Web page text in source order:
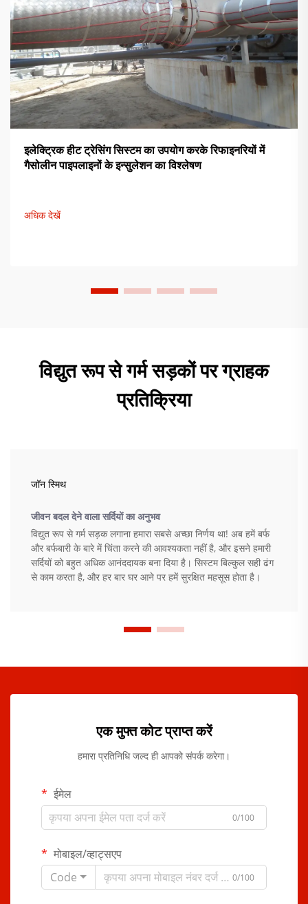
इलेक्ट्रिक हीट ट्रेसिंग सिस्टम का उपयोग करके रिफाइनरियों में
गैसोलीन पाइपलाइनों के इन्सुलेशन का विश्लेषण
अधिक देखें
विद्युत रूप से गर्म सड़कों पर ग्राहक
प्रतिक्रिया
जॉन स्मिथ
जीवन बदल देने वाला सर्दियों का अनुभव
विद्युत रूप से गर्म सड़क लगाना हमारा सबसे अच्छा निर्णय था! अब हमें बर्फ
और बर्फबारी के बारे में चिंता करने की आवश्यकता नहीं है, और इसने हमारी
सर्दियों को बहुत अधिक आनंददायक बना दिया है। सिस्टम बिल्कुल सही ढंग
से काम करता है, और हर बार घर आने पर हमें सुरक्षित महसूस होता है।
एक मुफ्त कोट प्राप्त करें
हमारा प्रतिनिधि जल्द ही आपको संपर्क करेगा।
ईमेल
0/100
मोबाइल/व्हाट्सएप
Code
0/100